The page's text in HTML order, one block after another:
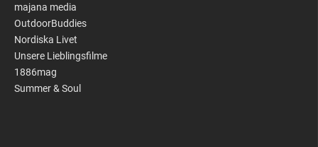
majana media
OutdoorBuddies
Nordiska Livet
Unsere Lieblingsfilme
1886mag
Summer & Soul